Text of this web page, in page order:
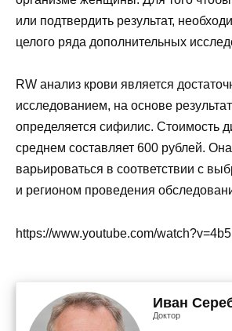
или подтвердить результат,
целого ряда дополнительных
RW анализ крови является
исследованием, на основе
определяется сифилис. Стоимость
среднем составляет 600 рублей.
варьироваться в соответствии с
и регионом проведения
https://www.youtube.com/
Иван
Доктор